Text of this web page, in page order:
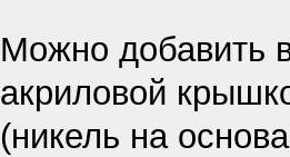
Можно добавить
акриловой
(никель на